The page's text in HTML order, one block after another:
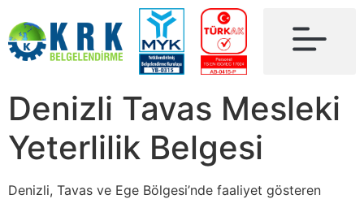
Denizli Tavas Mesleki
Yeterlilik Belgesi
Denizli, Tavas ve Ege Bölgesi’nde faaliyet gösteren